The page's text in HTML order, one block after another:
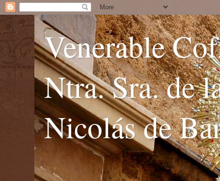
Venerable
Ntra. Sra. de
Nicolás de